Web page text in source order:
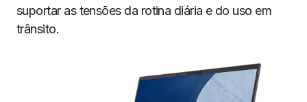
suportar as tensões da rotina diária e do uso em
trânsito.